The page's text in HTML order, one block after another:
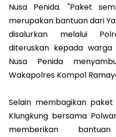
Nusa Penida. "Paket
merupakan bantuan dari
disalurkan melalui
diteruskan kepada
Nusa Penida
Wakapolres Kompol
Selain membagikan
Klungkung bersama
memberikan